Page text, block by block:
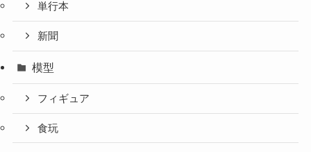
単行本
新聞
模型
フィギュア
食玩